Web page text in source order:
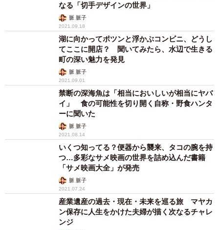
なる「切手デザインの世界」
脈 脈子
2021.09.18
湖に向かってポツンと浮かぶコンビニ、どうし
てここに開店？ 聞いてみたら、水辺で生きる
町の深い魅力を発見
脈 脈子
2021.09.01
禁断の深海魚は「相当においしいが相当にヤバ
イ」 食の可能性を切り開く自称・野食ハンタ
ーに聞いた
脈 脈子
2021.08.14
いくつ知ってる？便器から襲来、タコの腕を持
つ…多彩なサメ映画の世界を詰め込んだ書籍
「サメ映画大全」が発売
脈 脈子
2021.07.24
産業遺産の過去・現在・未来を巡る旅 マヤカ
ン保存に人生をかけた夫婦が描く次なるチャレ
ンジ